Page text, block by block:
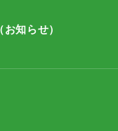
知らせ）